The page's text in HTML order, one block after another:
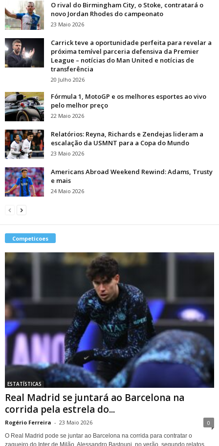
O rival do Birmingham City, o Stoke, contratará o
novo Jordan Rhodes do campeonato
23 Maio 2026
Carrick teve a oportunidade perfeita para revelar a
próxima temível parceria defensiva da Premier
League – notícias do Man United e notícias de
transferência
20 Julho 2026
Fórmula 1, MotoGP e os melhores esportes ao vivo
pelo melhor preço
22 Maio 2026
Relatórios: Reyna, Richards e Zendejas lideram a
escalação da USMNT para a Copa do Mundo
23 Maio 2026
Americans Abroad Weekend Rewind: Adams, Trusty
e mais
24 Maio 2026
Competicoes
ESTATÍSTICAS
Real Madrid se juntará ao Barcelona na
corrida pela estrela do...
Rogério Ferreira - 23 Maio 2026 0
O Real Madrid pode se juntar ao Barcelona na corrida para contratar o
zagueiro do Inter de Milão, Alessandro Bastouni, no verão, segundo relatos....